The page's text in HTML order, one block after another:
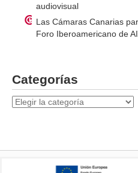
audiovisual
Las Cámaras Canarias
Foro Iberoamericano de
Categorías
Categorías